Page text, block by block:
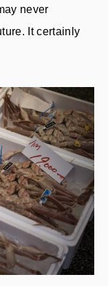
never
It certainly